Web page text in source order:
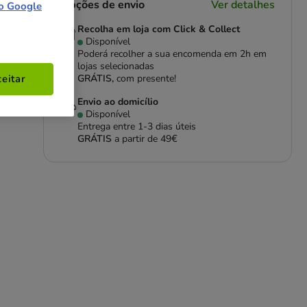
Opções de envio Ver detalhes
Recolha em loja com Click & Collect
Disponível
Poderá recolher a sua encomenda em 2h em
lojas selecionadas
GRÁTIS,com presente!
Envio ao domicílio
Disponível
Entrega entre 1-3 dias úteis
GRÁTIS a partir de 49€
Google